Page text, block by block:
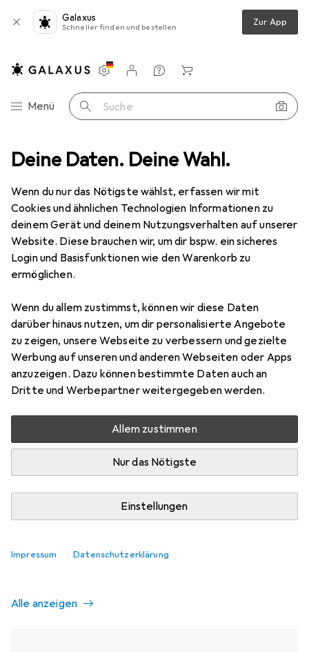
Deine Daten. Deine Wahl.
Wenn du nur das Nötigste wählst, erfassen wir mit
Cookies und ähnlichen Technologien Informationen zu
deinem Gerät und deinem Nutzungsverhalten auf unserer
Website. Diese brauchen wir, um dir bspw. ein sicheres
Login und Basisfunktionen wie den Warenkorb zu
ermöglichen.
Wenn du allem zustimmst, können wir diese Daten
darüber hinaus nutzen, um dir personalisierte Angebote
zu zeigen, unsere Webseite zu verbessern und gezielte
Werbung auf unseren und anderen Webseiten oder Apps
anzuzeigen. Dazu können bestimmte Daten auch an
Dritte und Werbepartner weitergegeben werden.
Allem zustimmen
Nur das Nötigste
Einstellungen
Impressum Datenschutzerklärung
Galaxus
Schneller finden und bestellen Zur App
Navigation nach Kategorien
Menü Suche
Einstellungen
Kundenkonto
Vergleichslisten
Merklisten
Warenkorb
Zubehör Arbeitsschutz RS PRO Antistatik Service-Kit
RS PROAntistatik Service-Kit
Statikschutz
Aktuell nicht lieferbar
Benachrichtigen, wenn lieferbar
Vergleichen
i
Ähnliche Produkte mit besserer
Alle anzeigen